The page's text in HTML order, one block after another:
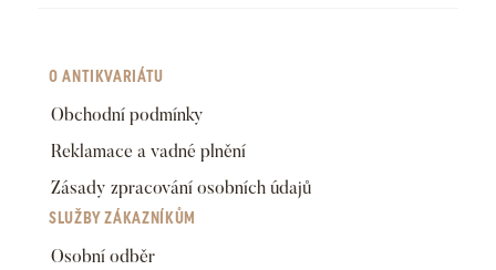
O ANTIKVARIÁTU
Obchodní podmínky
Reklamace a vadné plnění
Zásady zpracování osobních údajů
SLUŽBY ZÁKAZNÍKŮM
Osobní odběr